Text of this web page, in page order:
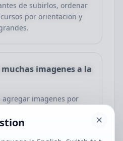
de subirlos, ordenar
por orientacion y
imagenes a la
agregar imagenes por
revisar un conjunto